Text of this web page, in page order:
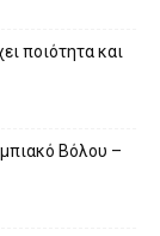
ποιότητα και
Βόλου –